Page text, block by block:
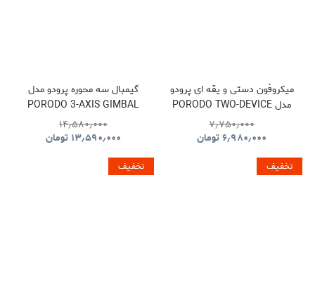
میکروفون دستی و یقه ای پرودو
مدل PORODO TWO-DEVICE
CONNECT HANDHELD
LAVALIER MICROPHONE
۷٫۷۵۰٫۰۰۰
۶٫۹۸۰٫۰۰۰تومان
گیمبال سه محوره پرودو مدل
PORODO 3-AXIS GIMBAL
STABILIZER PDLFST127BK
۱۴٫۵۸۰٫۰۰۰
۱۳٫۵۹۰٫۰۰۰ تومان
تخفیف تخفیف